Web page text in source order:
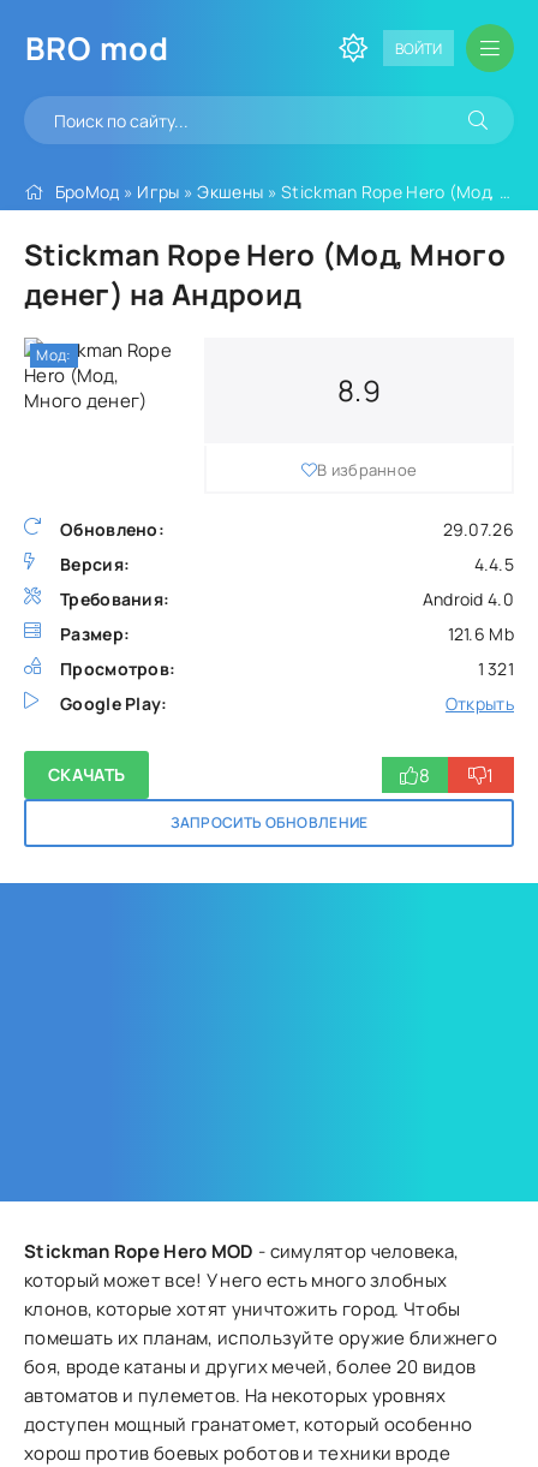
BRO mod ВОЙТИ
БроМод » Игры »Экшены » Stickman Rope Hero (Мод, Много денег)
Stickman Rope Hero (Мод, Много
денег) на Андроид
Обновлено:
29.07.26
Версия:
4.4.5
Требования:
Android 4.0
Размер:
121.6 Mb
Просмотров:
1 321
Google Play:
Открыть
8.9
В избранное
СКАЧАТЬ
ЗАПРОСИТЬ ОБНОВЛЕНИЕ
8 1
Мод:
Stickman Rope Hero MOD - симулятор человека,
который может все! У него есть много злобных
клонов, которые хотят уничтожить город. Чтобы
помешать их планам, используйте оружие ближнего
боя, вроде катаны и других мечей, более 20 видов
автоматов и пулеметов. На некоторых уровнях
доступен мощный гранатомет, который особенно
хорош против боевых роботов и техники вроде